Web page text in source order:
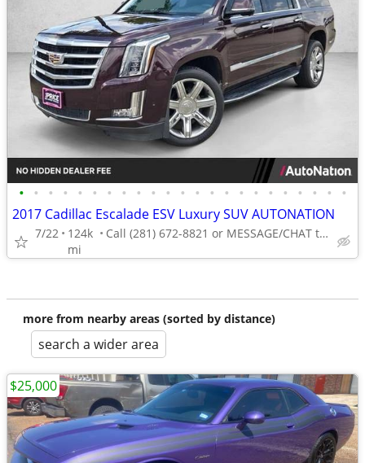
• • • • • • • • • • • • • • • • • • • • • • •
2017 Cadillac Escalade ESV Luxury SUV AUTONATION
7/22
124k
mi
Call (281) 672-8821 or MESSAGE/CHAT to confirm availability
more from nearby areas (sorted by distance)
search a wider area
$25,000